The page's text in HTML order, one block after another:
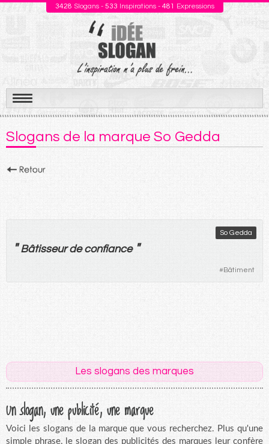
3428 Slogans - 533 Inspirations - 481 Expressions
Aller
au
contenu
Slogans de la marque So Gedda
So Gedda
" Bâtisseur de confiance "
#Bâtiment
Les slogans des marques
Un slogan, une publicité, une marque
Voici les slogans de la marque que vous recherchez. Plus qu'une
simple phrase, le slogan des publicités des marques leur confère